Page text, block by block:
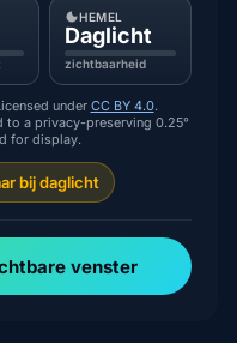
HEMEL
Daglicht
zichtbaarheid
under CC BY 4.0.
a privacy-preserving 0.25°
for display.
bij daglicht
venster